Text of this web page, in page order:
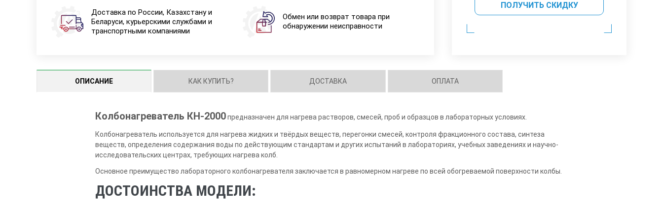
Доставка по России, Казахстану и
Беларуси, курьерскими службами и
транспортными компаниями
Обмен или возврат товара при
обнаружении неисправности
ПОЛУЧИТЬ СКИДКУ
ОПИСАНИЕ КАК КУПИТЬ? ДОСТАВКА ОПЛАТА
Колбонагреватель КH-2000предназначен для нагрева растворов, смесей, проб и образцов в лабораторных условиях.
Колбонагреватель используется для нагрева жидких и твёрдых веществ, перегонки смесей, контроля фракционного состава, синтеза
веществ, определения содержания воды по действующим стандартам и других испытаний в лабораториях, учебных заведениях и научно-
исследовательских центрах, требующих нагрева колб.
Основное преимущество лабораторного колбонагревателя заключается в равномерном нагреве по всей обогреваемой поверхности колбы.
ДОСТОИНСТВА МОДЕЛИ: